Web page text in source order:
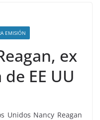
EMISIÓN
ex
EE UU
Unidos Nancy Reagan